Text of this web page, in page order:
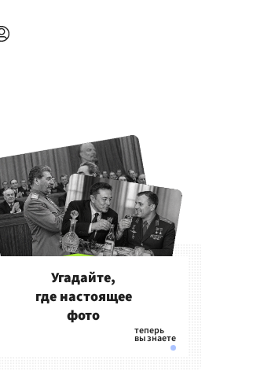
Угадайте,
где настоящее
фото